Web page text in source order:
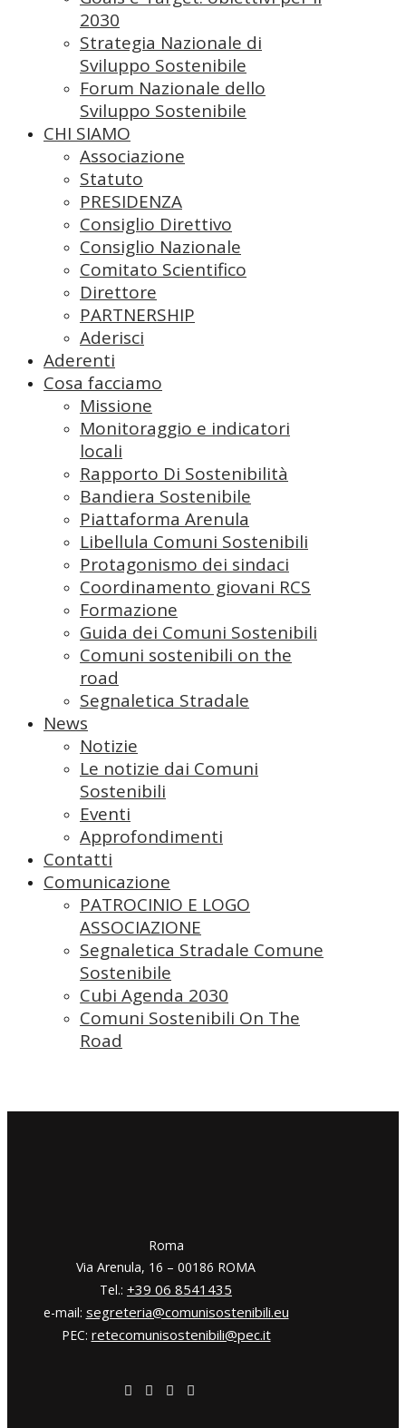
2030
Strategia Nazionale di
Sviluppo Sostenibile
Forum Nazionale dello
Sviluppo Sostenibile
CHI SIAMO
Associazione
Statuto
PRESIDENZA
Consiglio Direttivo
Consiglio Nazionale
Comitato Scientifico
Direttore
PARTNERSHIP
Aderisci
Aderenti
Cosa facciamo
Missione
Monitoraggio e indicatori
locali
Rapporto Di Sostenibilità
Bandiera Sostenibile
Piattaforma Arenula
Libellula Comuni Sostenibili
Protagonismo dei sindaci
Coordinamento giovani RCS
Formazione
Guida dei Comuni Sostenibili
Comuni sostenibili on the
road
Segnaletica Stradale
News
Notizie
Le notizie dai Comuni
Sostenibili
Eventi
Approfondimenti
Contatti
Comunicazione
PATROCINIO E LOGO
ASSOCIAZIONE
Segnaletica Stradale Comune
Sostenibile
Cubi Agenda 2030
Comuni Sostenibili On The
Road
​​Roma
Via Arenula, 16 – 00186 ROMA
Tel.: +39 06 8541435
e-mail: segreteria@comunisostenibili.eu
PEC: retecomunisostenibili@pec.it